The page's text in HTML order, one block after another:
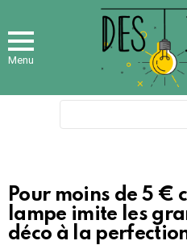
Menu
Pour moins de 5 €
lampe imite les
déco à la